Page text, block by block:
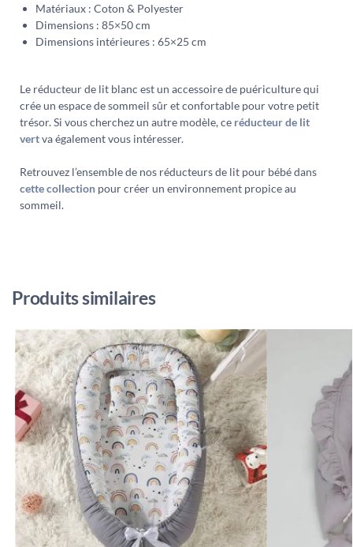
Matériaux : Coton & Polyester
Dimensions : 85×50 cm
Dimensions intérieures : 65×25 cm
Le réducteur de lit blanc est un accessoire de puériculture qui
crée un espace de sommeil sûr et confortable pour votre petit
trésor. Si vous cherchez un autre modèle, ce réducteur de lit
vertva également vous intéresser.
Retrouvez l’ensemble de nos réducteurs de lit pour bébé dans
cette collection pour créer un environnement propice au
sommeil.
Produits similaires